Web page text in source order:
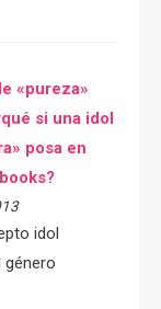
«pureza»
si una idol
posa en
idol
género